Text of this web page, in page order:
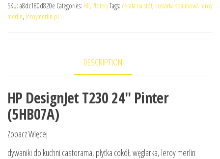
SKU: a8dc180d820e Categories: HP, PloteryTags: cerata na stół, kosiarka spalinowa leroy
merlin, leroymerlin.pl
DESCRIPTION
HP DesignJet T230 24″ Pinter
(5HB07A)
Zobacz Więcej
dywaniki do kuchni castorama, płytka cokół, węglarka, leroy merlin